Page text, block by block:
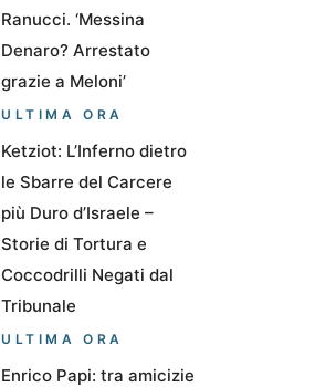
Ranucci. ‘Messina
Denaro? Arrestato
grazie a Meloni’
ULTIMA ORA
Ketziot: L’Inferno dietro
le Sbarre del Carcere
più Duro d’Israele –
Storie di Tortura e
Coccodrilli Negati dal
Tribunale
ULTIMA ORA
Enrico Papi: tra amicizie